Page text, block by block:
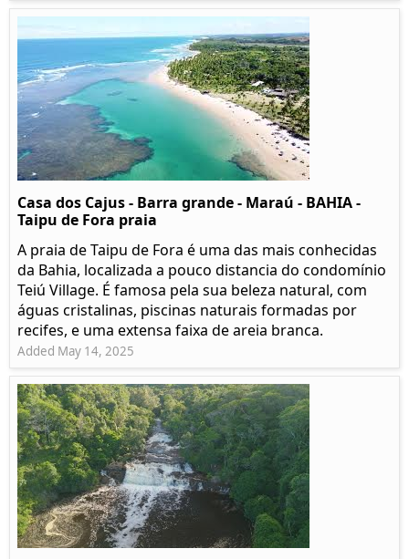
Casa dos Cajus - Barra grande - Maraú - BAHIA -
Taipu de Fora praia
A praia de Taipu de Fora é uma das mais conhecidas
da Bahia, localizada a pouco distancia do condomínio
Teiú Village. É famosa pela sua beleza natural, com
águas cristalinas, piscinas naturais formadas por
recifes, e uma extensa faixa de areia branca.
Added May 14, 2025